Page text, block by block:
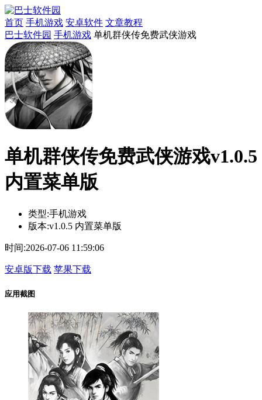
首页 手机游戏 安卓软件 文章教程
巴士软件园 手机游戏 单机群侠传免费武侠游戏
单机群侠传免费武侠游戏v1.0.5
内置菜单版
类型:手机游戏
版本:v1.0.5 内置菜单版
时间:2026-07-06 11:59:06
安卓版下载 苹果下载
应用截图